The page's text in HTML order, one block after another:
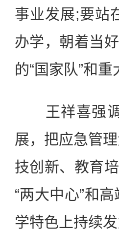
事业发展;要站
办学，朝着当
的“国家队”和
王祥喜强调
展，把应急管
技创新、教育
“两大中心”和
学特色上持续